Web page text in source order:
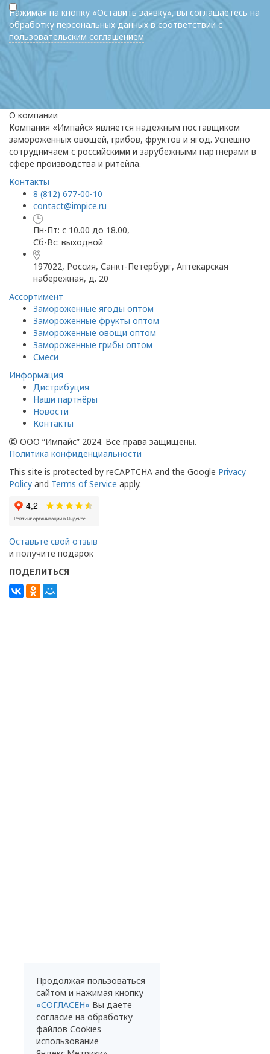
Нажимая на кнопку «Оставить заявку», вы соглашаетесь на
обработку персональных данных в соответствии с
пользовательским соглашением
О компании
Компания «Импайс» является надежным поставщиком
замороженных овощей, грибов, фруктов и ягод. Успешно
сотрудничаем с российскими и зарубежными партнерами в
сфере производства и ритейла.
Контакты
8 (812) 677-00-10
contact@impice.ru
Пн-Пт: с 10.00 до 18.00,
Сб-Вс: выходной
197022, Россия, Санкт-Петербург, Аптекарская
набережная, д. 20
Ассортимент
Замороженные ягоды оптом
Замороженные фрукты оптом
Замороженные овощи оптом
Замороженные грибы оптом
Смеси
Информация
Дистрибуция
Наши партнёры
Новости
Контакты
ООО “Импайс” 2024. Все права защищены.
Политика конфиденциальности
This site is protected by reCAPTCHA and the Google Privacy
Policy and Terms of Service apply.
Оставьте свой отзыв
и получите подарок
ПОДЕЛИТЬСЯ
Продолжая пользоваться
сайтом и нажимая кнопку
«СОГЛАСЕН» Вы даете
согласие на обработку
файлов Cookies
использование